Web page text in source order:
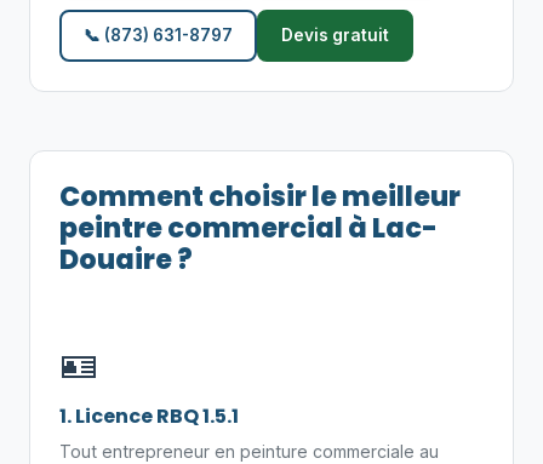
📞 (873) 631-8797 Devis gratuit
Comment choisir le meilleur
peintre commercial à Lac-
Douaire ?
🪪
1. Licence RBQ 1.5.1
Tout entrepreneur en peinture commerciale au